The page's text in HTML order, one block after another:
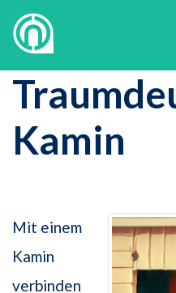
Kamin
Mit einem
Kamin
verbinden